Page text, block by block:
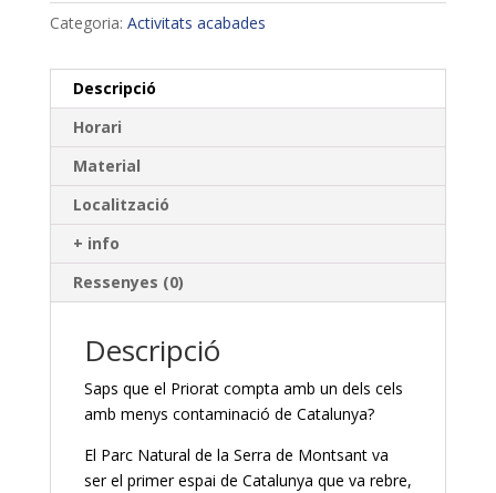
Categoria: Activitats acabades
Descripció
Horari
Material
Localització
+ info
Ressenyes (0)
Descripció
Saps que el Priorat compta amb un dels cels
amb menys contaminació de Catalunya?
El Parc Natural de la Serra de Montsant va
ser el primer espai de Catalunya que va rebre,